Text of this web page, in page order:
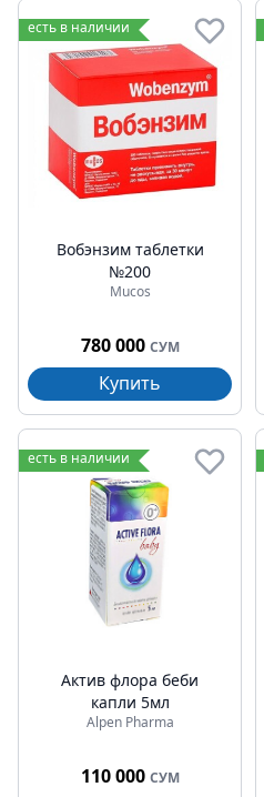
есть в наличии
Вобэнзим таблетки
№200
Mucos
780 000 СУМ
Купить
есть в наличии
Актив флора беби
капли 5мл
Alpen Pharma
110 000 СУМ